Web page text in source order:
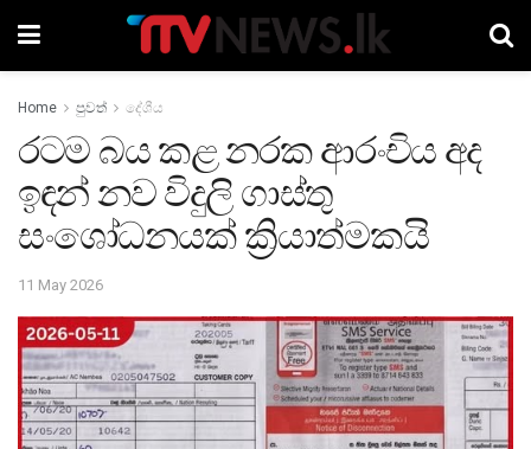
Home පුවත් දේශීය
රටම බය කළ නරක ආරංචිය අද
ඉඳන් නව විදුලි ගාස්තු
සංශෝධනයක් ක්‍රියාත්මකයි
11 May 2026